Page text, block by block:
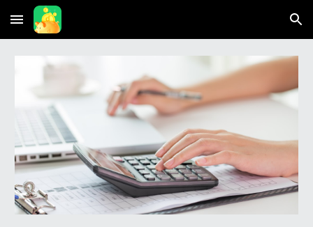
Skip to main content Skip to navigation